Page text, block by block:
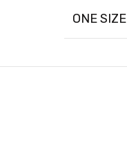
ONE SIZE